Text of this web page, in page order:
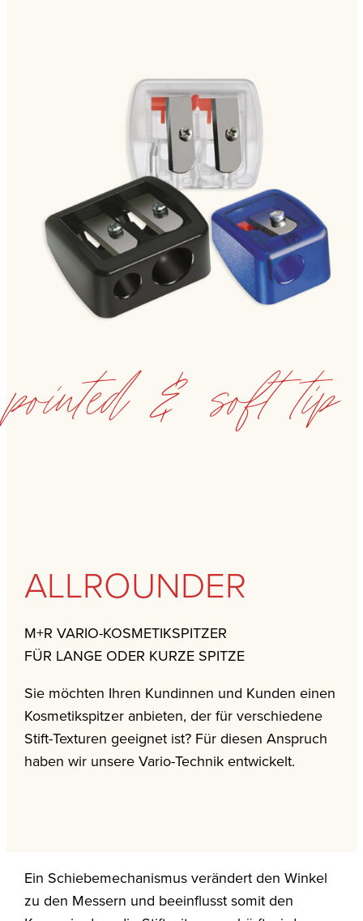
pointed & soft tip
ALLROUNDER
M+R VARIO-KOSMETIKSPITZER
FÜR LANGE ODER KURZE SPITZE
Sie möchten Ihren Kundinnen und Kunden einen
Kosmetikspitzer anbieten, der für verschiedene
Stift-Texturen geeignet ist? Für diesen Anspruch
haben wir unsere Vario-Technik entwickelt.
Ein Schiebemechanismus verändert den Winkel
zu den Messern und beeinflusst somit den